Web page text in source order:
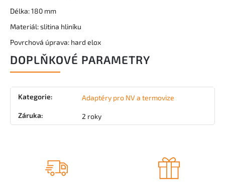
Délka: 180 mm
Materiál: slitina hliníku
Povrchová úprava: hard elox
DOPLŇKOVÉ PARAMETRY
Kategorie: Adaptéry pro NV a termovize
Záruka: 2 roky